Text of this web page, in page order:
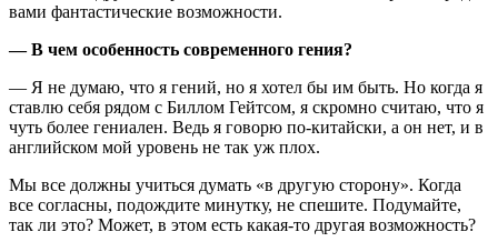
вами фантастические возможности.
— В чем особенность современного гения?
— Я не думаю, что я гений, но я хотел бы им быть. Но когда я
ставлю себя рядом с Биллом Гейтсом, я скромно считаю, что я
чуть более гениален. Ведь я говорю по-китайски, а он нет, и в
английском мой уровень не так уж плох.
Мы все должны учиться думать «в другую сторону». Когда
все согласны, подождите минутку, не спешите. Подумайте,
так ли это? Может, в этом есть какая-то другая возможность?